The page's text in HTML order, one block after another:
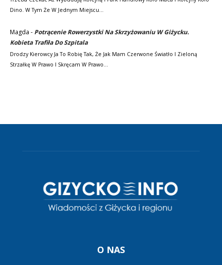
Dino. W Tym Że W Jednym Miejscu…
Magda - Potrącenie Rowerzystki Na Skrzyżowaniu W Giżycku.
Kobieta Trafiła Do Szpitala
Drodzy Kierowcy Ja To Robię Tak, Że Jak Mam Czerwone Światło I Zieloną
Strzałkę W Prawo I Skręcam W Prawo…
O NAS